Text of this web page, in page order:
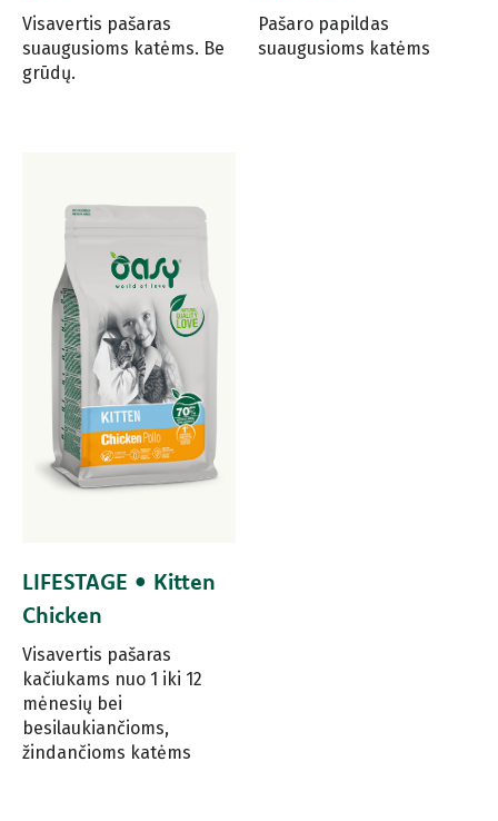
Visavertis pašaras
suaugusioms katėms. Be
grūdų.
Pašaro papildas
suaugusioms katėms
LIFESTAGE • Kitten
Chicken
Visavertis pašaras
kačiukams nuo 1 iki 12
mėnesių bei
besilaukiančioms,
žindančioms katėms